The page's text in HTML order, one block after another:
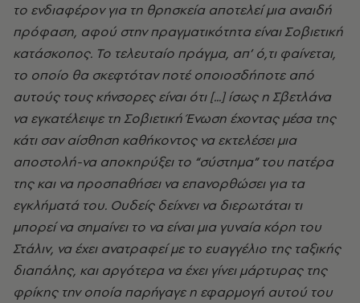
το ενδιαφέρον για τη θρησκεία αποτελεί μια αναιδή
πρόφαση, αφού στην πραγματικότητα είναι Σοβιετική
κατάσκοπος. Το τελευταίο πράγμα, απ’ ό,τι φαίνεται,
το οποίο θα σκεφτόταν ποτέ οποιoσδήποτε από
αυτούς τους κήνσορες είναι ότι [...] ίσως η Σβετλάνα
να εγκατέλειψε τη Σοβιετική Ένωση έχοντας μέσα της
κάτι σαν αίσθηση καθήκοντος να εκτελέσει μια
αποστολή-να αποκηρύξει το “σύστημα” του πατέρα
της και να προσπαθήσει να επανορθώσει για τα
εγκλήματά του. Ουδείς δείχνει να διερωτάται τι
μπορεί να σημαίνει το να είναι μια γυναία κόρη του
Στάλιν, να έχει ανατραφεί με το ευαγγέλιο της ταξικής
διαπάλης, και αργότερα να έχει γίνει μάρτυρας της
φρίκης την οποία παρήγαγε η εφαρμογή αυτού του